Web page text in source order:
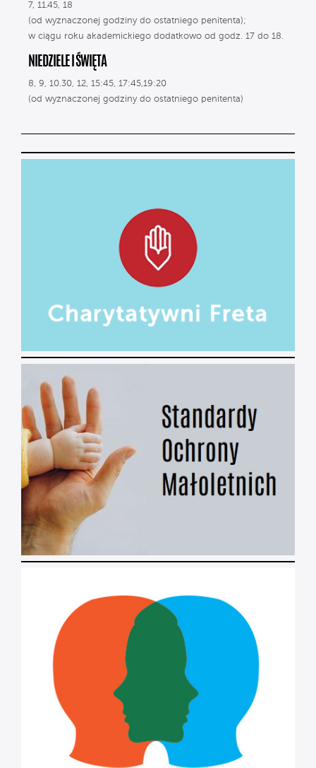
7, 11.45, 18
(od wyznaczonej godziny do ostatniego penitenta);
w ciągu roku akademickiego dodatkowo od godz. 17 do 18.
NIEDZIELE I ŚWIĘTA
8, 9, 10.30, 12, 15:45, 17:45,19:20
(od wyznaczonej godziny do ostatniego penitenta)